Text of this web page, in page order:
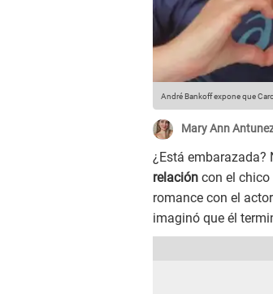
André Bankoff expone que
Mary Ann
¿Está embarazada?
relación con el
romance con el
imaginó que él